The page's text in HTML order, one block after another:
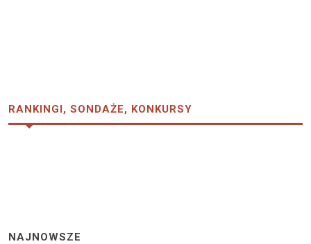
RANKINGI, SONDAŻE, KONKURSY
NAJNOWSZE